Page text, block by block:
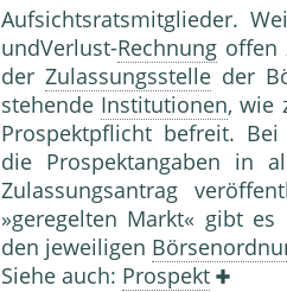
Aufsichtsratsmitglieder.
undVerlust-Rechnung offen
der Zulassungsstelleder
stehende Institutionen, wie
Prospektpflicht befreit.
die Prospektangaben in
Zulassungsantrag
»geregelten Markt« gibt
den jeweiligen
Siehe auch: Prospekt